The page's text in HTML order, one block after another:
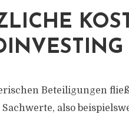
Beteiligungen
also